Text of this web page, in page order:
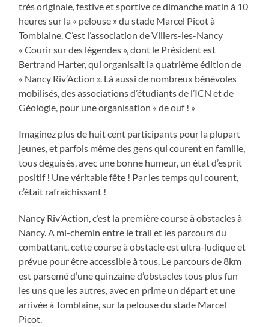
très originale, festive et sportive ce dimanche matin à 10
heures sur la « pelouse » du stade Marcel Picot à
Tomblaine. C’est l’association de Villers-les-Nancy
« Courir sur des légendes », dont le Président est
Bertrand Harter, qui organisait la quatrième édition de
« Nancy Riv’Action ». Là aussi de nombreux bénévoles
mobilisés, des associations d’étudiants de l’ICN et de
Géologie, pour une organisation « de ouf ! »
Imaginez plus de huit cent participants pour la plupart
jeunes, et parfois même des gens qui courent en famille,
tous déguisés, avec une bonne humeur, un état d’esprit
positif ! Une véritable fête ! Par les temps qui courent,
c’était rafraîchissant !
Nancy Riv’Action, c’est la première course à obstacles à
Nancy. A mi-chemin entre le trail et les parcours du
combattant, cette course à obstacle est ultra-ludique et
prévue pour être accessible à tous. Le parcours de 8km
est parsemé d’une quinzaine d’obstacles tous plus fun
les uns que les autres, avec en prime un départ et une
arrivée à Tomblaine, sur la pelouse du stade Marcel
Picot.